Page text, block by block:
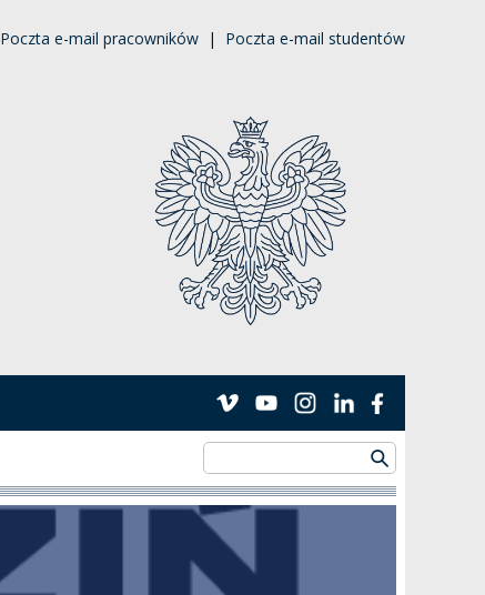
Poczta e-mail pracowników | Poczta e-mail studentów